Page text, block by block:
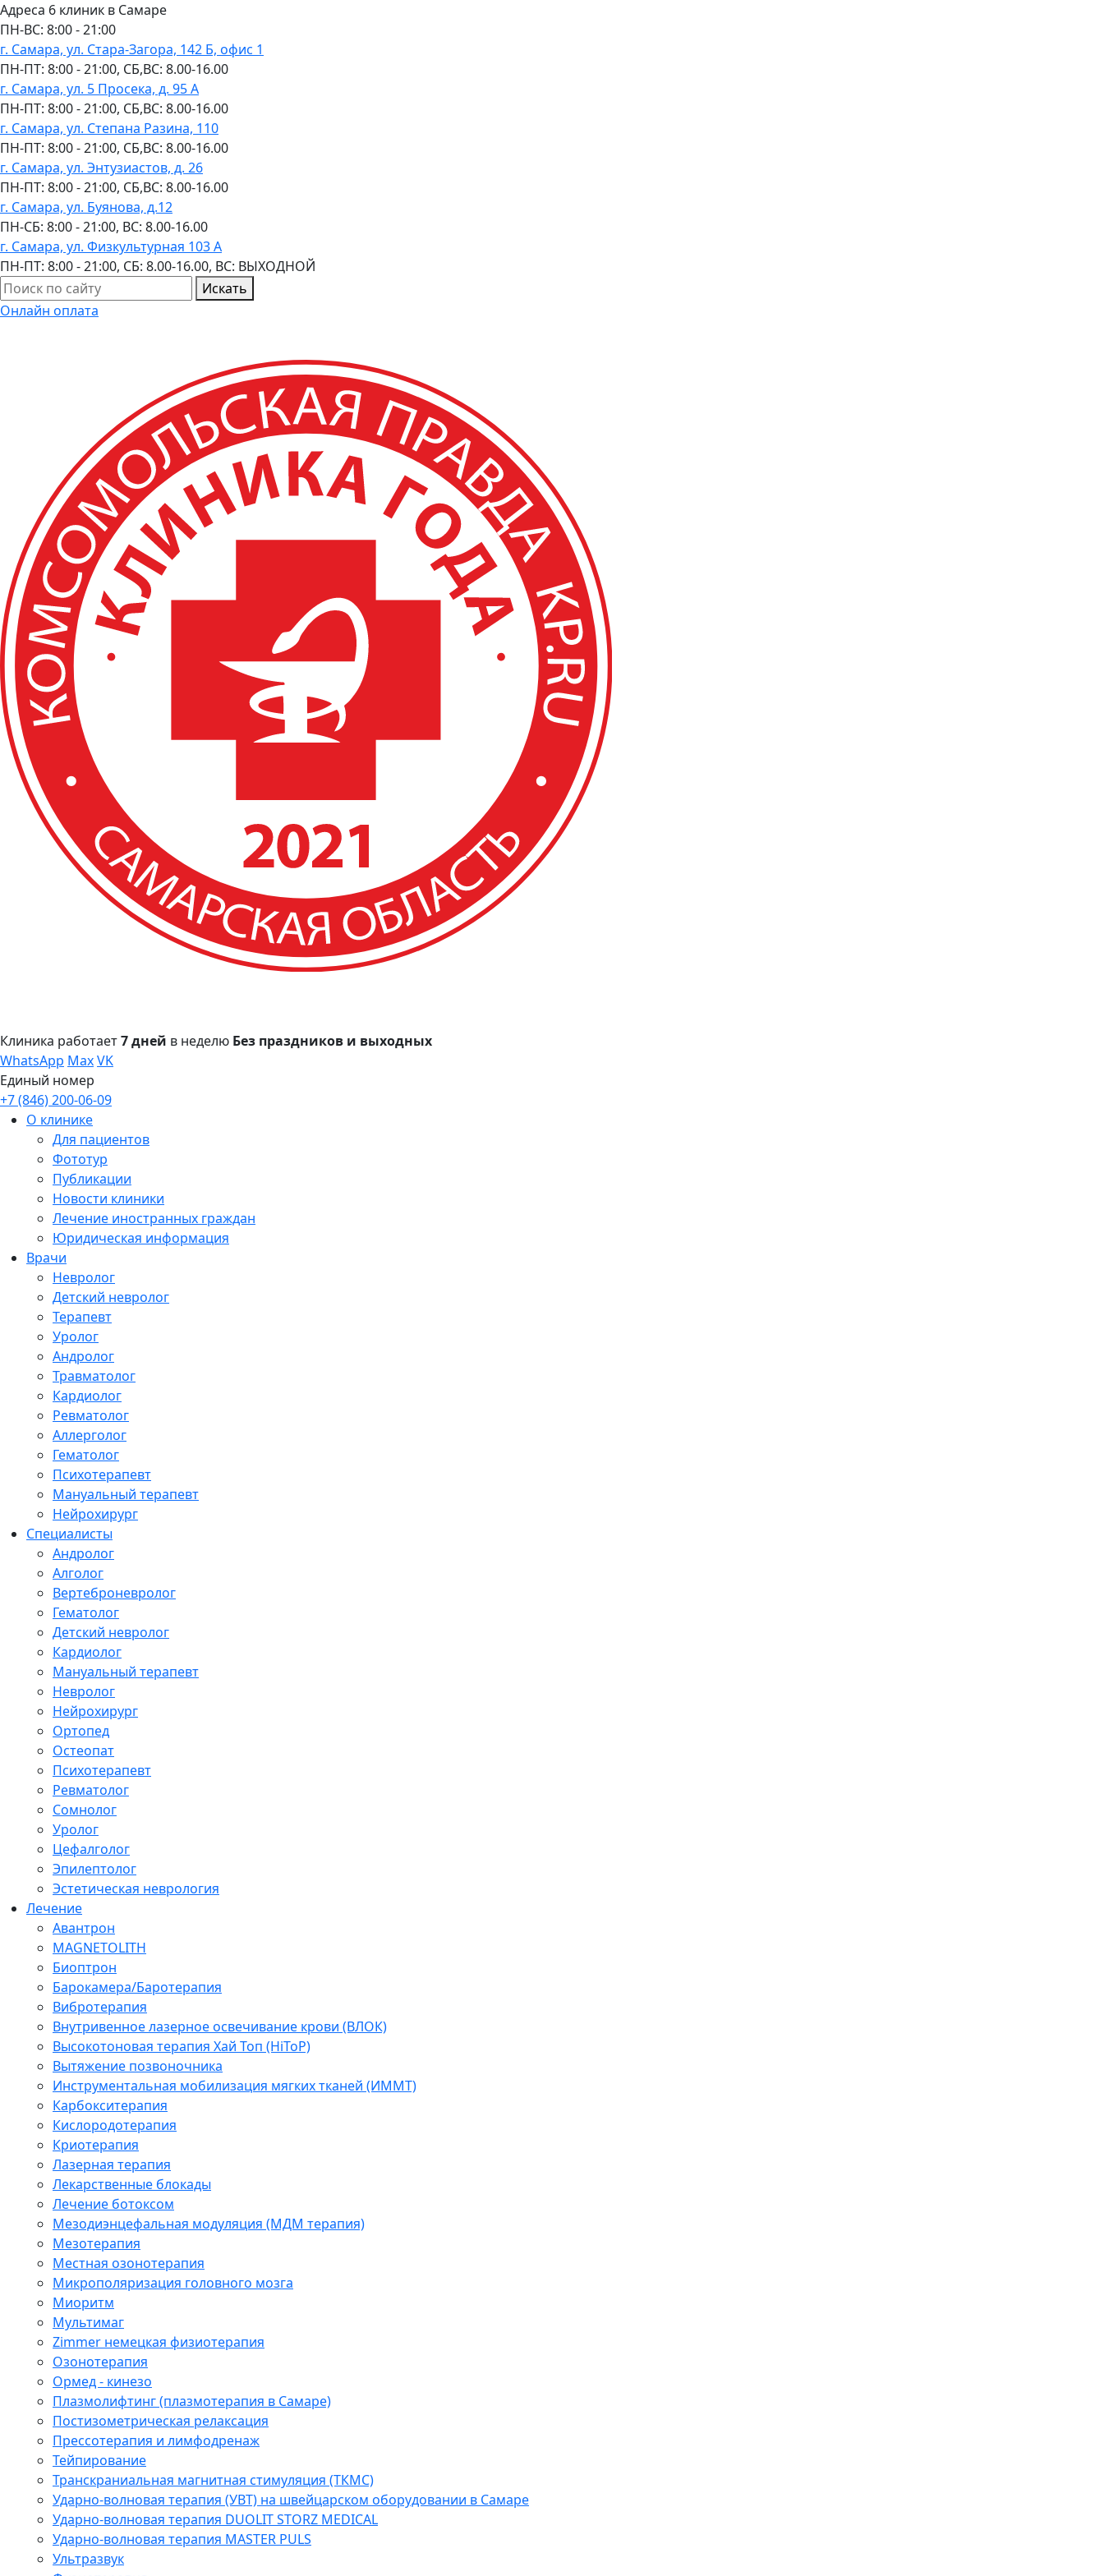
Адреса 6 клиник в Самаре
ПН-ВC: 8:00 - 21:00
г. Самара, ул. Стара-Загора, 142 Б, офис 1
ПН-ПТ: 8:00 - 21:00, СБ,ВС: 8.00-16.00
г. Самара, ул. 5 Просека, д. 95 А
ПН-ПТ: 8:00 - 21:00, СБ,ВС: 8.00-16.00
г. Самара, ул. Степана Разина, 110
ПН-ПТ: 8:00 - 21:00, СБ,ВС: 8.00-16.00
г. Самара, ул. Энтузиастов, д. 26
ПН-ПТ: 8:00 - 21:00, СБ,ВС: 8.00-16.00
г. Самара, ул. Буянова, д.12
ПН-СБ: 8:00 - 21:00, ВС: 8.00-16.00
г. Самара, ул. Физкультурная 103 А
ПН-ПТ: 8:00 - 21:00, СБ: 8.00-16.00, ВС: ВЫХОДНОЙ
Искать
Онлайн оплата
Клиника работает7 дней в неделю Без праздников и выходных
WhatsApp MaxVK
Единый номер
+7 (846) 200-06-09
О клинике
Для пациентов
Фототур
Публикации
Новости клиники
Лечение иностранных граждан
Юридическая информация
Врачи
Невролог
Детский невролог
Терапевт
Уролог
Андролог
Травматолог
Кардиолог
Ревматолог
Аллерголог
Гематолог
Психотерапевт
Мануальный терапевт
Нейрохирург
Специалисты
Андролог
Алголог
Вертеброневролог
Гематолог
Детский невролог
Кардиолог
Мануальный терапевт
Невролог
Нейрохирург
Ортопед
Остеопат
Психотерапевт
Ревматолог
Сомнолог
Уролог
Цефалголог
Эпилептолог
Эстетическая неврология
Лечение
Авантрон
MAGNETOLITH
Биоптрон
Барокамера/Баротерапия
Вибротерапия
Внутривенное лазерное освечивание крови (ВЛОК)
Высокотоновая терапия Хай Топ (HiToP)
Вытяжение позвоночника
Инструментальная мобилизация мягких тканей (ИММТ)
Карбокситерапия
Кислородотерапия
Криотерапия
Лазерная терапия
Лекарственные блокады
Лечение ботоксом
Мезодиэнцефальная модуляция (МДМ терапия)
Мезотерапия
Местная озонотерапия
Микрополяризация головного мозга
Миоритм
Мультимаг
Zimmer немецкая физиотерапия
Озонотерапия
Ормед - кинезо
Плазмолифтинг (плазмотерапия в Самаре)
Постизометрическая релаксация
Прессотерапия и лимфодренаж
Тейпирование
Транскраниальная магнитная стимуляция (ТКМС)
Ударно-волновая терапия (УВТ) на швейцарском оборудовании в Самаре
Ударно-волновая терапия DUOLIT STORZ MEDICAL
Ударно-волновая терапия MASTER PULS
Ультразвук